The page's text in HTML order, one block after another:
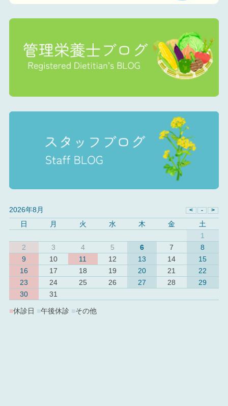
2026年8月
日
月 火 水 木 金
土
1
2
3 4 5 6 7
8
9
10 11 12 13 14
15
16
17 18 19 20 21
22
23
24 25 26 27 28
29
30
31
■休診日 ■午後休診 その他